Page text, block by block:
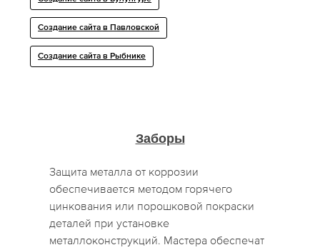
Создание сайта в Павловской
Создание сайта в Рыбнике
Заборы
Защита металла от коррозии
обеспечивается методом горячего
цинкования или порошковой покраски
деталей при установке
металлоконструкций. Мастера обеспечат